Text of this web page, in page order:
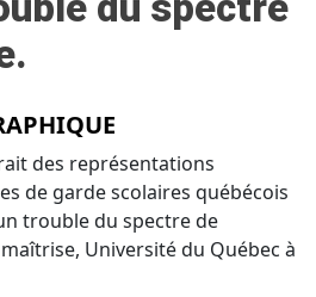
des représentations
de garde scolaires québécois
trouble du spectre de
Université du Québec à